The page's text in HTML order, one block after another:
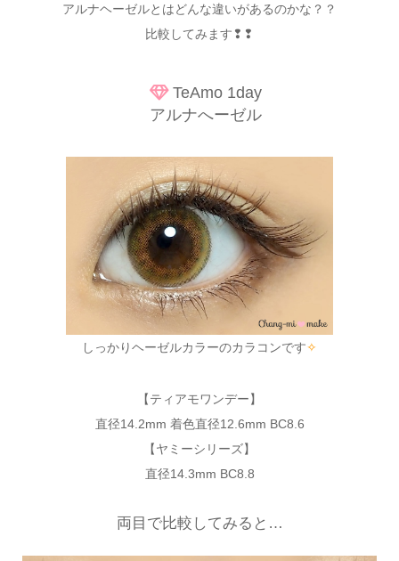
アルナヘーゼルとはどんな違いがあるのかな？？
比較してみます❢❢
TeAmo 1day
アルナへーゼル
しっかりヘーゼルカラーのカラコンです✧
【ティアモワンデー】
直径14.2mm 着色直径12.6mm BC8.6
【ヤミーシリーズ】
直径14.3mm BC8.8
両目で比較してみると…